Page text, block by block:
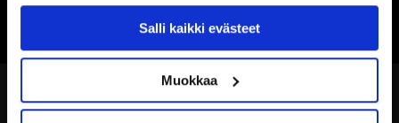
käytöstäEvästeet-sivultamme.
Salli kaikki evästeet
Muokkaa